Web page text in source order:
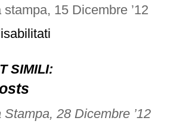
15 Dicembre ’12
Dicembre
SIMILI:
28 Dicembre ’12